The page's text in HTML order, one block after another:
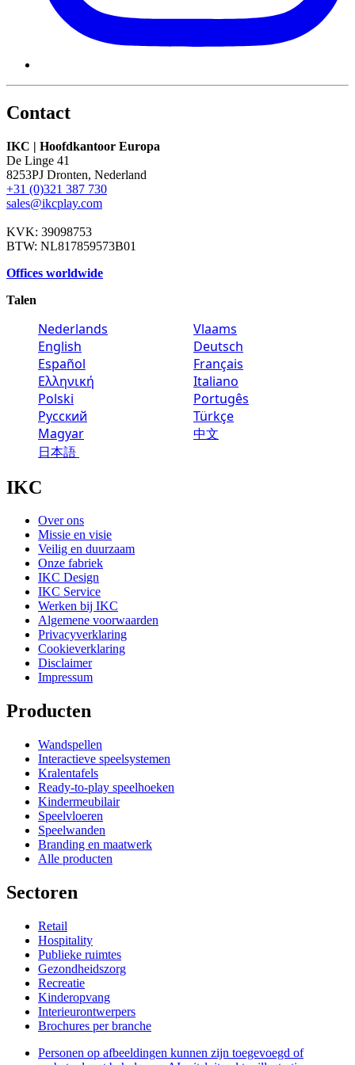
Contact
IKC | Hoofdkantoor Europa
De Linge 41
8253PJ Dronten, Nederland
+31 (0)321 387 730
sales@ikcplay.com
KVK: 39098753
BTW: NL817859573B01
Offices worldwide
Talen
Nederlands
Vlaams
English
Deutsch
Español
Français
Ελληνική
Italiano
Polski
Portugês
Русский
Türkçe
Magyar
中文
日本語
IKC
Over ons
Missie en visie
Veilig en duurzaam
Onze fabriek
IKC Design
IKC Service
Werken bij IKC
Algemene voorwaarden
Privacyverklaring
Cookieverklaring
Disclaimer
Impressum
Producten
Wandspellen
Interactieve speelsystemen
Kralentafels
Ready-to-play speelhoeken
Kindermeubilair
Speelvloeren
Speelwanden
Branding en maatwerk
Alle producten
Sectoren
Retail
Hospitality
Publieke ruimtes
Gezondheidszorg
Recreatie
Kinderopvang
Interieurontwerpers
Brochures per branche
Personen op afbeeldingen kunnen zijn toegevoegd of